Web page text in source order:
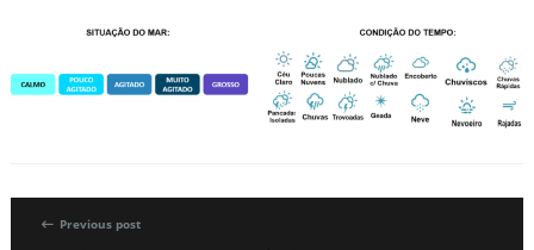
Previous post